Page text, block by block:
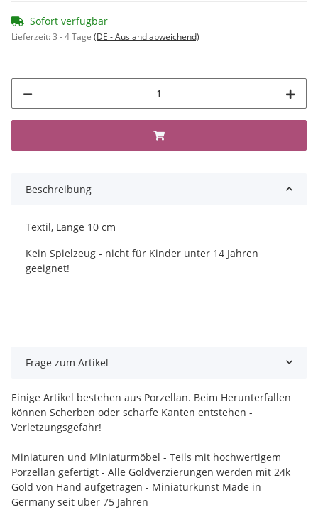
Sofort verfügbar
Lieferzeit:3 - 4 Tage (DE - Ausland abweichend)
Beschreibung
Textil, Länge 10 cm
Kein Spielzeug - nicht für Kinder unter 14 Jahren
geeignet!
Frage zum Artikel
Einige Artikel bestehen aus Porzellan. Beim Herunterfallen
können Scherben oder scharfe Kanten entstehen -
Verletzungsgefahr!
Miniaturen und Miniaturmöbel - Teils mit hochwertigem
Porzellan gefertigt - Alle Goldverzierungen werden mit 24k
Gold von Hand aufgetragen - Miniaturkunst Made in
Germany seit über 75 Jahren